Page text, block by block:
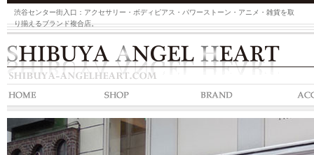
渋谷センター街入口：アクセサリー・ボディピアス・パワーストーン・アニメ・雑貨を取
り揃えるブランド複合店。